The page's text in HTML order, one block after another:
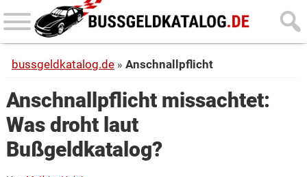
Skip
to
content
Skip
to
sidebar
bussgeldkatalog.de Anschnallpflicht
Anschnallpflicht missachtet:
Was droht laut
Bußgeldkatalog?